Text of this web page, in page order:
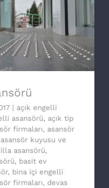
asansörü
| açık engelli
asansörü, açık tip
firmaları, asansör
asansör kuyusu ve
asansörü,
, basit ev
, bina içi engelli
firmaları, devas